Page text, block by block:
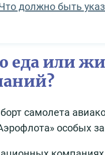
должно быть
еда или
самолета
особых